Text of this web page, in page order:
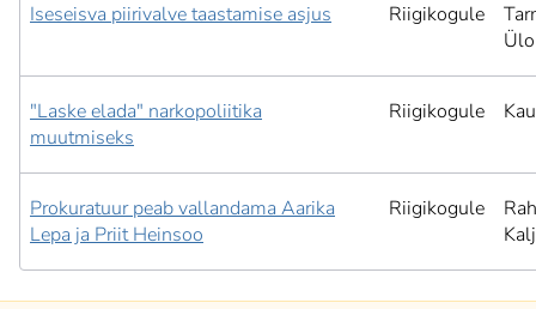
Iseseisva piirivalve taastamise asjus Riigikogule
"Laske elada" narkopoliitika
muutmiseks
Riigikogule
Prokuratuur peab vallandama Aarika
Lepa ja Priit Heinsoo
Riigikogule